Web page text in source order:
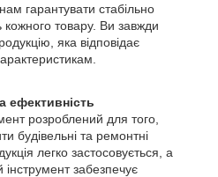
гарантувати стабільно
кожного товару. Ви завжди
яка відповідає
ефективність
розроблений для того,
будівельні та ремонтні
легко застосовується, а
забезпечує